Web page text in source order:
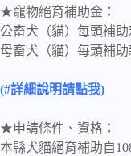
★寵物絕育補助金：
公畜犬（貓）每頭補助
母畜犬（貓）每頭補助
(#詳細說明請點我)
★申請條件、資格：
本縣犬貓絕育補助自